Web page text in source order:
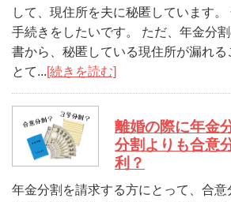
して、現住所を夫に秘匿しています
手続きをしたいです。 ただ、年金分
書から、秘匿している現住所が漏れる
とて...[続きを読む]
離婚の際に年金
分割よりも合意
利？
年金分割を請求する方にとって、合意